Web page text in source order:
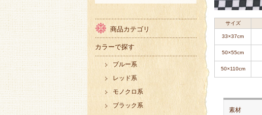
サイズ
33×37cm
50×55cm
50×110cm
素材
商品カテゴリ
カラーで探す
ブルー系
レッド系
モノクロ系
ブラック系